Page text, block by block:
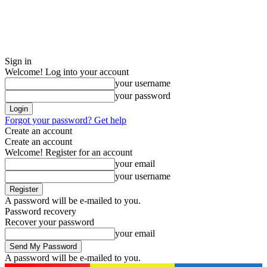
Sign in
Welcome! Log into your account
your username
your password
Forgot your password? Get help
Create an account
Create an account
Welcome! Register for an account
your email
your username
A password will be e-mailed to you.
Password recovery
Recover your password
your email
A password will be e-mailed to you.